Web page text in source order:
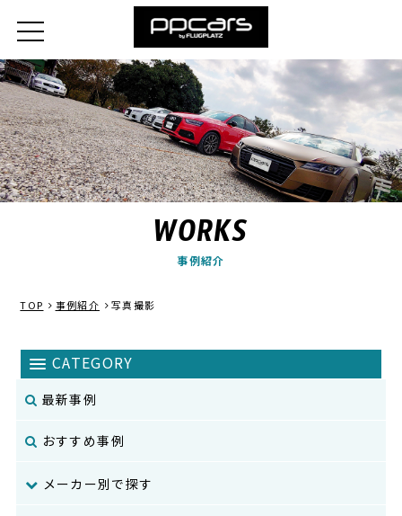
WORKS
事例紹介
TOP 事例紹介 写真撮影
最新事例
おすすめ事例
メーカー別で探す